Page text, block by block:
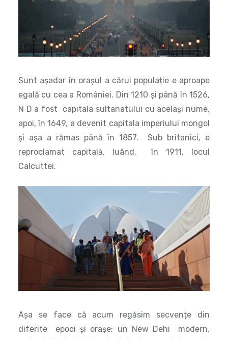
Sunt așadar în orașul a cărui populație e aproape
egală cu cea a României. Din 1210 și până în 1526,
N D a fost capitala sultanatului cu același nume,
apoi, în 1649, a devenit capitala imperiului mongol
reproclamat capitală, luând, în 1911, locul
Calcuttei.
Așa se face că acum regăsim secvențe din
diferite epoci și orașe: un New Dehi modern,
apărut după 1950, cel victorian, cu bulevarde
largi, impozante și monumente grandioase,
și vechiul Delhi, islamic cu străduțe înguste,
întortocheate și pline de magazine, dughene și